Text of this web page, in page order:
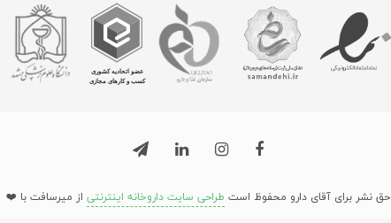
حق نشر برای آقای دارو محفوظ است طراحی سایت داروخانه اینترنتی از میرسافت با ❤️